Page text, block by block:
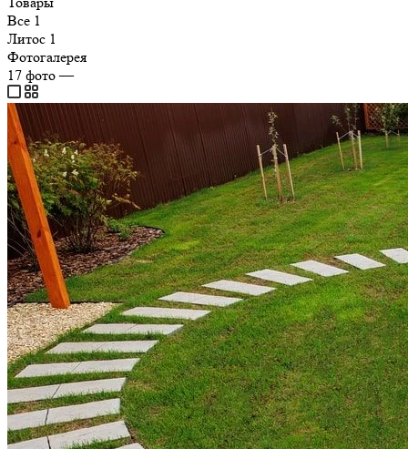
Все 1
Литос 1
Фотогалерея
17 фото—